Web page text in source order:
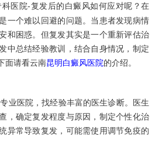
医院-复发后的白癜风如何应对呢？在
一个难以回避的问题。当患者发现病情
和困惑。但复发其实是一个重新评估治
中总结经验教训，结合自身情况，制定
面请看云南昆明白癜风医院的介绍。
医院，找经验丰富的医生诊断。医生
，确定复发程度与原因，制定个性化治
异常导致复发，可能需使用调节免疫的